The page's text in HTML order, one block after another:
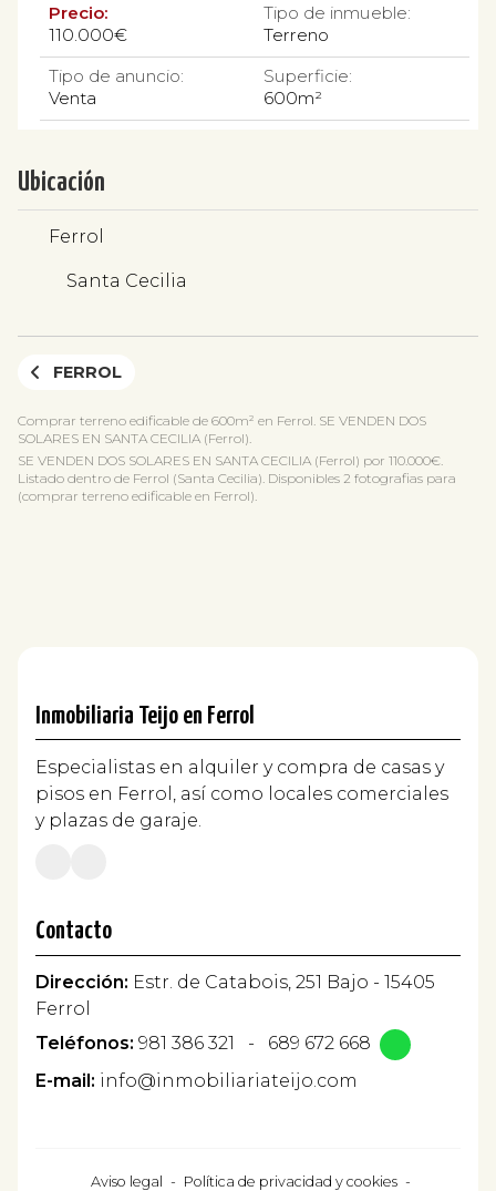
Precio:
110.000€
Tipo de inmueble:
Terreno
Tipo de anuncio:
Venta
Superficie:
600m²
Ubicación
Ferrol
Santa Cecilia
FERROL
Comprar terreno edificable de 600m² en Ferrol. SE VENDEN DOS
SOLARES EN SANTA CECILIA (Ferrol).
SE VENDEN DOS SOLARES EN SANTA CECILIA (Ferrol) por 110.000€.
Listado dentro de Ferrol (Santa Cecilia). Disponibles 2 fotografias para
(comprar terreno edificable en Ferrol).
Inmobiliaria Teijo en Ferrol
Especialistas en alquiler y compra de casas y
pisos en Ferrol, así como locales comerciales
y plazas de garaje.
Contacto
Dirección: Estr. de Catabois, 251 Bajo - 15405
Ferrol
Teléfonos: 981 386 321 -
689 672 668
E-mail: info@inmobiliariateijo.com
Aviso legal - Política de privacidad y cookies -